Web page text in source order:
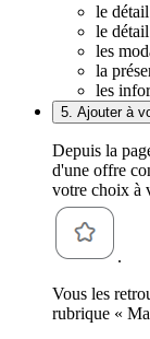
le
le
les
la
les
5. Ajouter à
Depuis la
d'une offre
votre choix à
.
Vous les
rubrique «